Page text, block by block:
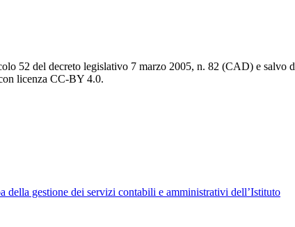
52 del decreto legislativo 7 marzo 2005, n. 82 (CAD) e
licenza CC-BY 4.0.
gestione dei servizi contabili e amministrativi dell’Istituto